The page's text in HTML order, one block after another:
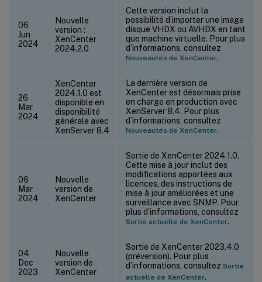
06
Jun
2024
Nouvelle
version :
XenCenter
2024.2.0
Cette version inclut la
possibilité d’importer une image
disque VHDX ou AVHDX en tant
que machine virtuelle. Pour plus
d’informations, consultez
Nouveautés de XenCenter.
26
Mar
2024
XenCenter
2024.1.0 est
disponible en
disponibilité
générale avec
XenServer 8.4
La dernière version de
XenCenter est désormais prise
en charge en production avec
XenServer 8.4. Pour plus
d’informations, consultez
Nouveautés de XenCenter.
06
Mar
2024
Nouvelle
version de
XenCenter
Sortie de XenCenter 2024.1.0.
Cette mise à jour inclut des
modifications apportées aux
licences, des instructions de
mise à jour améliorées et une
surveillance avec SNMP. Pour
plus d’informations, consultez
Sortie actuelle de XenCenter.
04
Dec
2023
Nouvelle
version de
XenCenter
Sortie de XenCenter 2023.4.0
(préversion). Pour plus
d’informations, consultez Sortie
actuelle de XenCenter.